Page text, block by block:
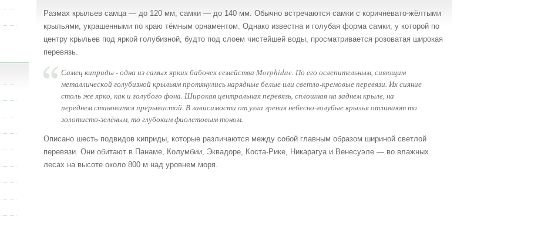
Размах крыльев самца — до 120 мм, самки — до 140 мм. Обычно встречаются самки с коричневато-жёлтыми
крыльями, украшенными по краю тёмным орнаментом. Однако известна и голубая форма самки, у которой по
центру крыльев под яркой голубизной, будто под слоем чистейшей воды, просматривается розоватая широкая
перевязь.
Самец киприды - одна из самых ярких бабочек семейства Morphidae. По его ослепительным, сияющим
металлической голубизной крыльям протянулись нарядные белые или светло-кремовые перевязи. Их сияние
столь же ярко, как и голубого фона. Широкая центральная перевязь, сплошная на заднем крыле, на
переднем становится прерывистой. В зависимости от угла зрения небесно-голубые крылья отливают то
золотисто-зелёным, то глубоким фиолетовым тоном.
Описано шесть подвидов киприды, которые различаются между собой главным образом шириной светлой
перевязи. Они обитают в Панаме, Колумбии, Эквадоре, Коста-Рике, Никарагуа и Венесуэле — во влажных
лесах на высоте около 800 м над уровнем моря.